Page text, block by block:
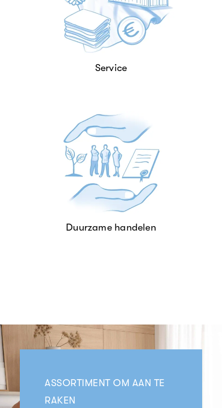
Service
behoeften.
SERVICE
Duurzame handelen
Duurzaamheid zit diep geworteld
in ons DNA en kenmerkt alles wat
we doen.
DUURZAME HANDELEN
ASSORTIMENT OM AAN TE
RAKEN